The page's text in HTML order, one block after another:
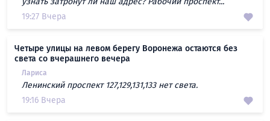
19:27 Вчера
Четыре улицы на левом берегу Воронежа остаются без
света со вчерашнего вечера
Лариса
Ленинский проспект 127,129,131,133 нет света.
19:16 Вчера